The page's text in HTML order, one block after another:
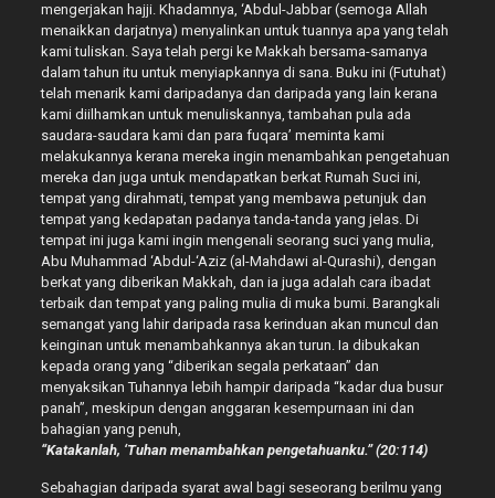
mengerjakan hajji. Khadamnya, ‘Abdul-Jabbar (semoga Allah
menaikkan darjatnya) menyalinkan untuk tuannya apa yang telah
kami tuliskan. Saya telah pergi ke Makkah bersama-samanya
dalam tahun itu untuk menyiapkannya di sana. Buku ini (Futuhat)
telah menarik kami daripadanya dan daripada yang lain kerana
kami diilhamkan untuk menuliskannya, tambahan pula ada
saudara-saudara kami dan para fuqara’ meminta kami
melakukannya kerana mereka ingin menambahkan pengetahuan
mereka dan juga untuk mendapatkan berkat Rumah Suci ini,
tempat yang dirahmati, tempat yang membawa petunjuk dan
tempat yang kedapatan padanya tanda-tanda yang jelas. Di
tempat ini juga kami ingin mengenali seorang suci yang mulia,
Abu Muhammad ‘Abdul-‘Aziz (al-Mahdawi al-Qurashi), dengan
berkat yang diberikan Makkah, dan ia juga adalah cara ibadat
terbaik dan tempat yang paling mulia di muka bumi. Barangkali
semangat yang lahir daripada rasa kerinduan akan muncul dan
keinginan untuk menambahkannya akan turun. Ia dibukakan
kepada orang yang “diberikan segala perkataan” dan
menyaksikan Tuhannya lebih hampir daripada “kadar dua busur
panah”, meskipun dengan anggaran kesempurnaan ini dan
bahagian yang penuh,
“Katakanlah, ‘Tuhan menambahkan pengetahuanku.” (20:114)
Sebahagian daripada syarat awal bagi seseorang berilmu yang